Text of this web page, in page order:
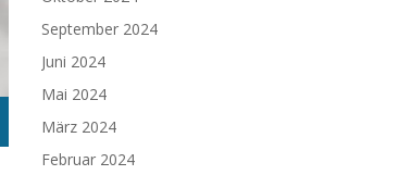
September 2024
Juni 2024
Mai 2024
März 2024
Februar 2024